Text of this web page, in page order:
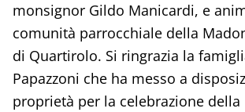
monsignor Gildo Manicardi, e
comunità parrocchiale della
di Quartirolo. Si ringrazia la
Papazzoni che ha messo a
proprietà per la celebrazione della